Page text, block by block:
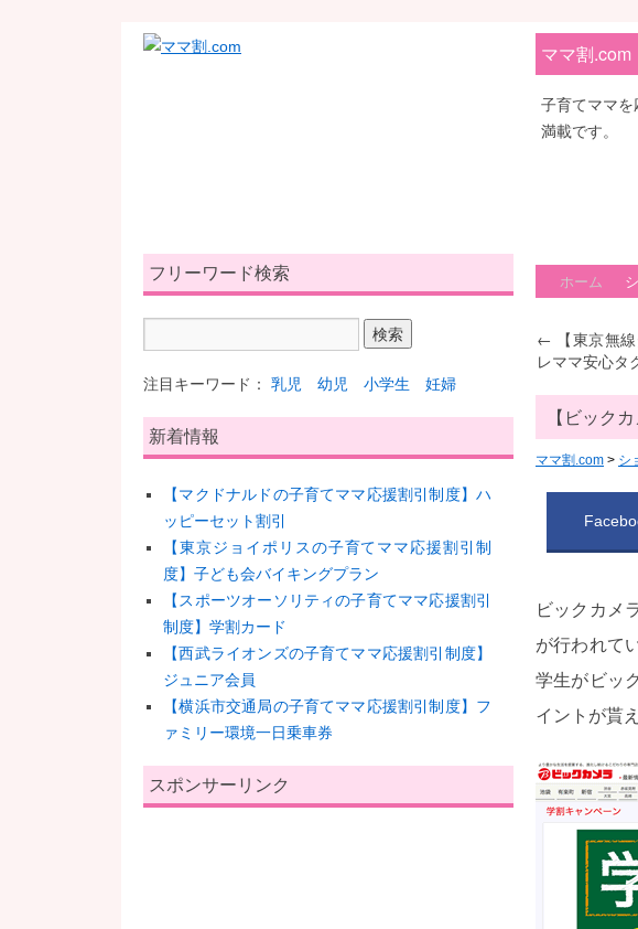
ママ割.com
子育てママ
満載です。
ホーム
← 【東京無
レママ安心タ
【ビック
ママ割.com > シ
ビックカメ
が行われて
学生がビッ
イントが貰
フリーワード検索
注目キーワード： 乳児 幼児 小学生 妊婦
新着情報
【マクドナルドの子育てママ応援割引制度】ハ
ッピーセット割引
【東京ジョイポリスの子育てママ応援割引制
度】子ども会バイキングプラン
【スポーツオーソリティの子育てママ応援割引
制度】学割カード
【西武ライオンズの子育てママ応援割引制度】
ジュニア会員
【横浜市交通局の子育てママ応援割引制度】フ
ァミリー環境一日乗車券
スポンサーリンク